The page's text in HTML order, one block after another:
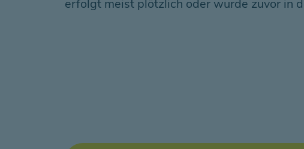
erfolgt meist plötzlich oder wurde zuvor in